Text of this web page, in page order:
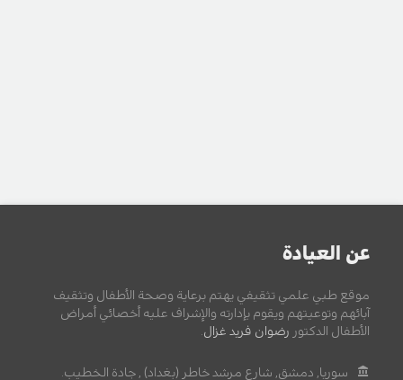
عن العيادة
موقع طبي علمي تثقيفي يهتم برعاية وصحة الأطفال وتثقيف
آبائهم وتوعيتهم ويقوم بإدارته والإشراف عليه أخصائي أمراض
الأطفال الدكتور رضوان فريد غزال
سوريا, دمشق, شارع مرشد خاطر (بغداد) , جادة الخطيب.